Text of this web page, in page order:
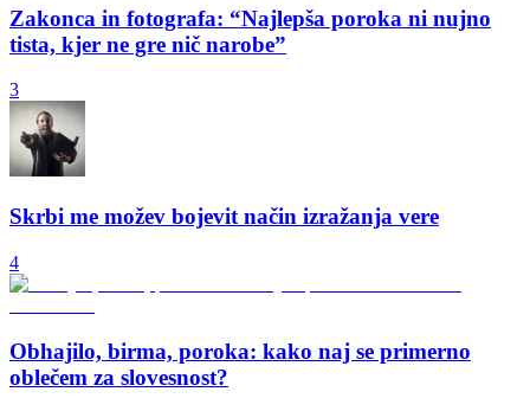
Zakonca in fotografa: “Najlepša poroka ni nujno
tista, kjer ne gre nič narobe”
3
Skrbi me možev bojevit način izražanja vere
4
Obhajilo, birma, poroka: kako naj se primerno
oblečem za slovesnost?